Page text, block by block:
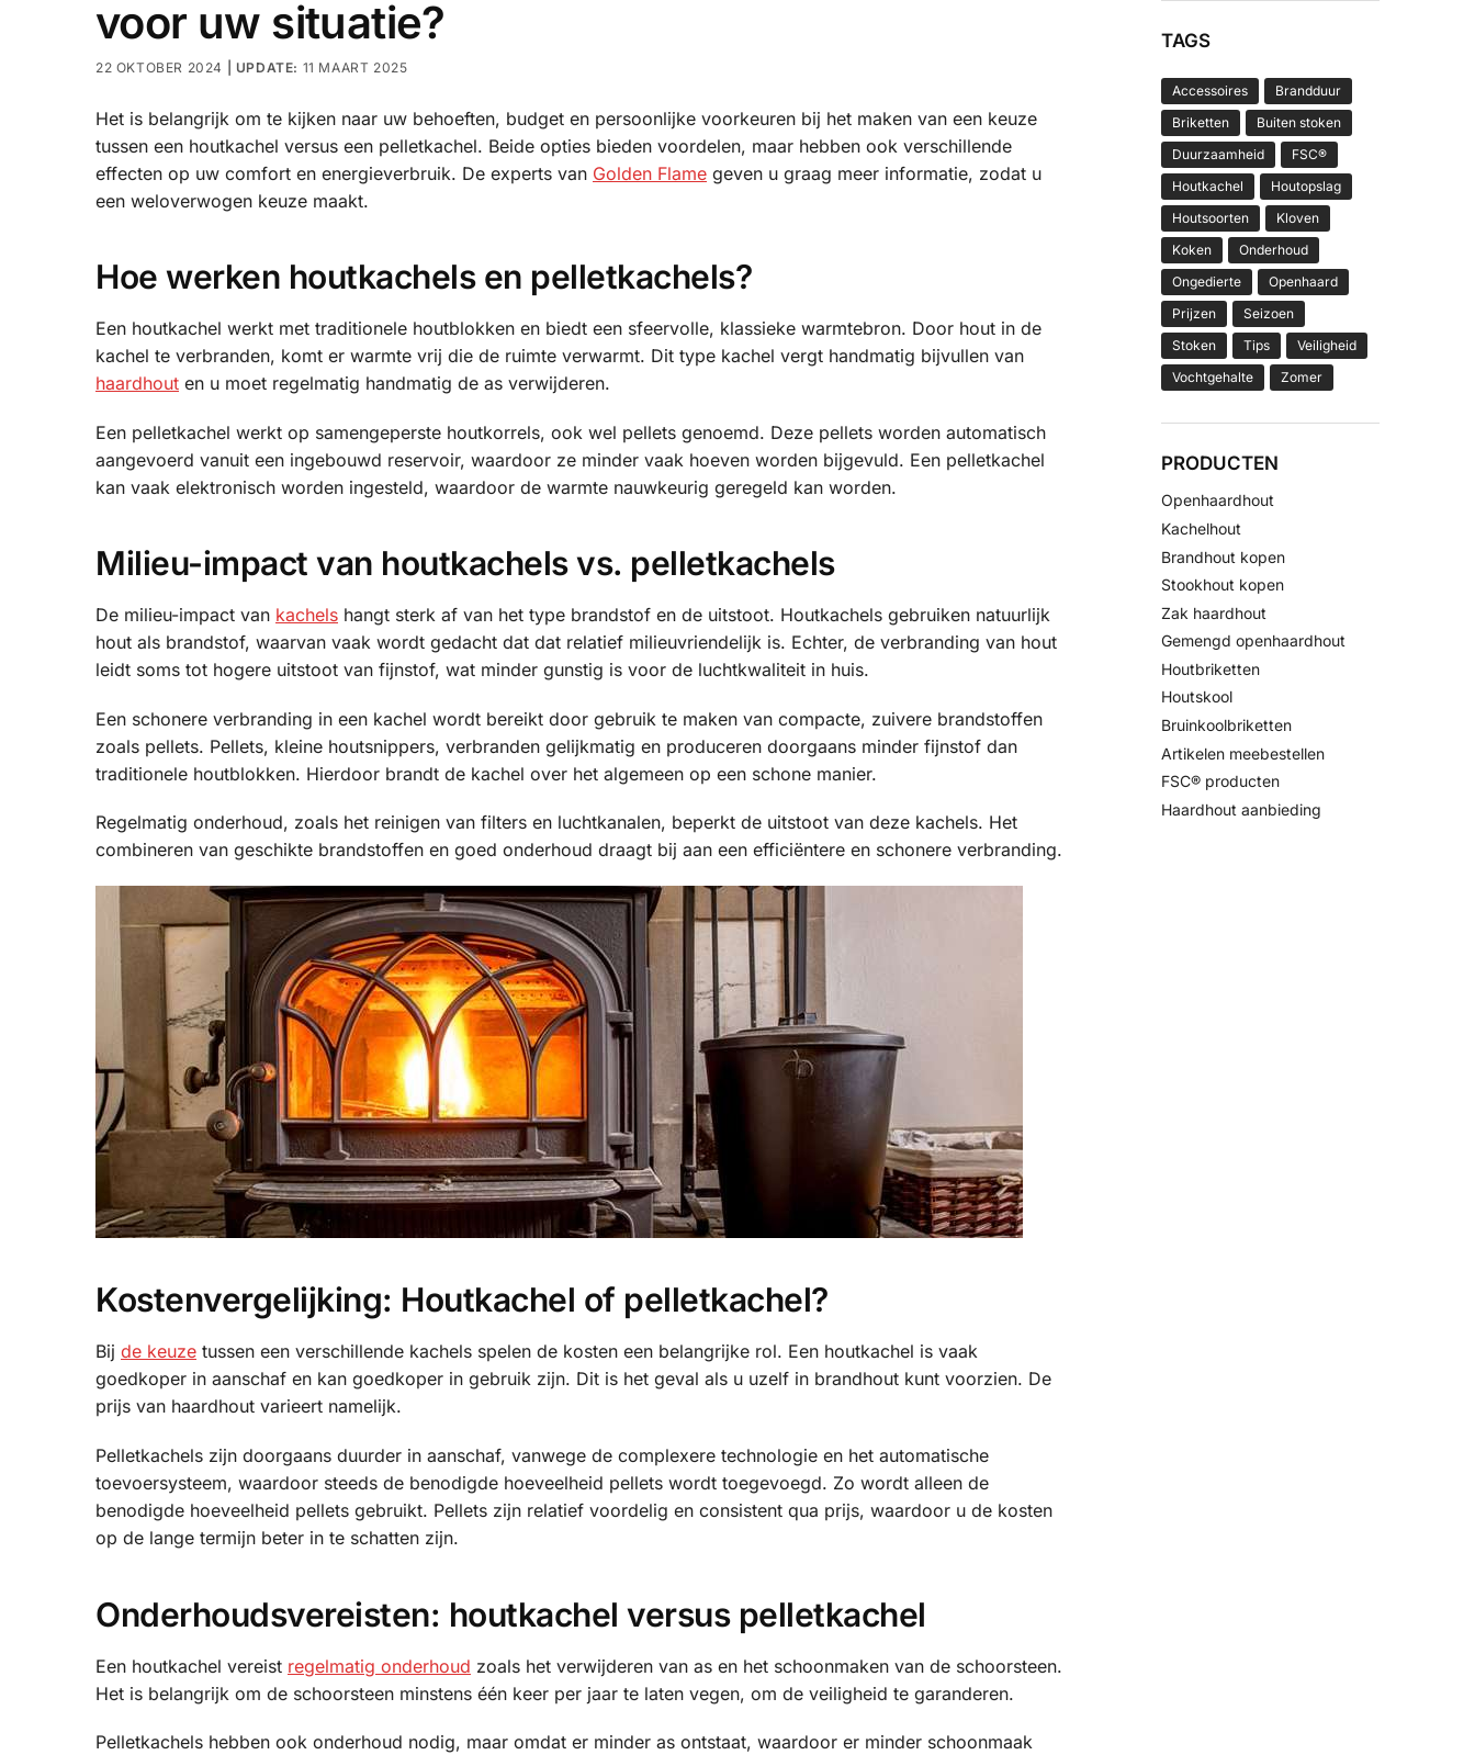
voor uw situatie?
22 OKTOBER 2024 11 MAART 2025
Het is belangrijk om te kijken naar uw behoeften, budget en persoonlijke voorkeuren bij het maken van een keuze
tussen een houtkachel versus een pelletkachel. Beide opties bieden voordelen, maar hebben ook verschillende
effecten op uw comfort en energieverbruik. De experts van Golden Flame geven u graag meer informatie, zodat u
een weloverwogen keuze maakt.
Hoe werken houtkachels en pelletkachels?
Een houtkachel werkt met traditionele houtblokken en biedt een sfeervolle, klassieke warmtebron. Door hout in de
kachel te verbranden, komt er warmte vrij die de ruimte verwarmt. Dit type kachel vergt handmatig bijvullen van
haardhout en u moet regelmatig handmatig de as verwijderen.
Een pelletkachel werkt op samengeperste houtkorrels, ook wel pellets genoemd. Deze pellets worden automatisch
aangevoerd vanuit een ingebouwd reservoir, waardoor ze minder vaak hoeven worden bijgevuld. Een pelletkachel
kan vaak elektronisch worden ingesteld, waardoor de warmte nauwkeurig geregeld kan worden.
Milieu-impact van houtkachels vs. pelletkachels
De milieu-impact van kachels hangt sterk af van het type brandstof en de uitstoot. Houtkachels gebruiken natuurlijk
hout als brandstof, waarvan vaak wordt gedacht dat dat relatief milieuvriendelijk is. Echter, de verbranding van hout
leidt soms tot hogere uitstoot van fijnstof, wat minder gunstig is voor de luchtkwaliteit in huis.
Een schonere verbranding in een kachel wordt bereikt door gebruik te maken van compacte, zuivere brandstoffen
zoals pellets. Pellets, kleine houtsnippers, verbranden gelijkmatig en produceren doorgaans minder fijnstof dan
traditionele houtblokken. Hierdoor brandt de kachel over het algemeen op een schone manier.
Regelmatig onderhoud, zoals het reinigen van filters en luchtkanalen, beperkt de uitstoot van deze kachels. Het
combineren van geschikte brandstoffen en goed onderhoud draagt bij aan een efficiëntere en schonere verbranding.
Kostenvergelijking: Houtkachel of pelletkachel?
Bij de keuze tussen een verschillende kachels spelen de kosten een belangrijke rol. Een houtkachel is vaak
goedkoper in aanschaf en kan goedkoper in gebruik zijn. Dit is het geval als u uzelf in brandhout kunt voorzien. De
prijs van haardhout varieert namelijk.
Pelletkachels zijn doorgaans duurder in aanschaf, vanwege de complexere technologie en het automatische
toevoersysteem, waardoor steeds de benodigde hoeveelheid pellets wordt toegevoegd. Zo wordt alleen de
benodigde hoeveelheid pellets gebruikt. Pellets zijn relatief voordelig en consistent qua prijs, waardoor u de kosten
op de lange termijn beter in te schatten zijn.
Onderhoudsvereisten: houtkachel versus pelletkachel
Een houtkachel vereist regelmatig onderhoud zoals het verwijderen van as en het schoonmaken van de schoorsteen.
Het is belangrijk om de schoorsteen minstens één keer per jaar te laten vegen, om de veiligheid te garanderen.
Pelletkachels hebben ook onderhoud nodig, maar omdat er minder as ontstaat, waardoor er minder schoonmaak
TAGS
Accessoires
Brandduur
Briketten
Buiten stoken
Duurzaamheid
FSC®
Houtkachel
Houtopslag
Houtsoorten
Kloven
Koken
Onderhoud
Ongedierte
Openhaard
Prijzen
Seizoen
Stoken
Tips
Veiligheid
Vochtgehalte
Zomer
PRODUCTEN
Openhaardhout
Kachelhout
Brandhout kopen
Stookhout kopen
Zak haardhout
Gemengd openhaardhout
Houtbriketten
Houtskool
Bruinkoolbriketten
Artikelen meebestellen
FSC® producten
Haardhout aanbieding